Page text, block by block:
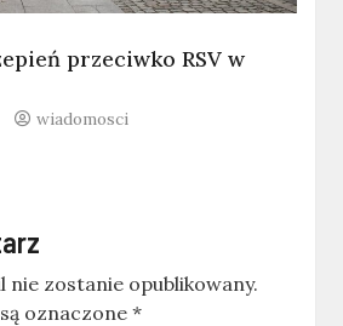
przeciwko RSV w
wiadomosci
nie zostanie opublikowany.
oznaczone*